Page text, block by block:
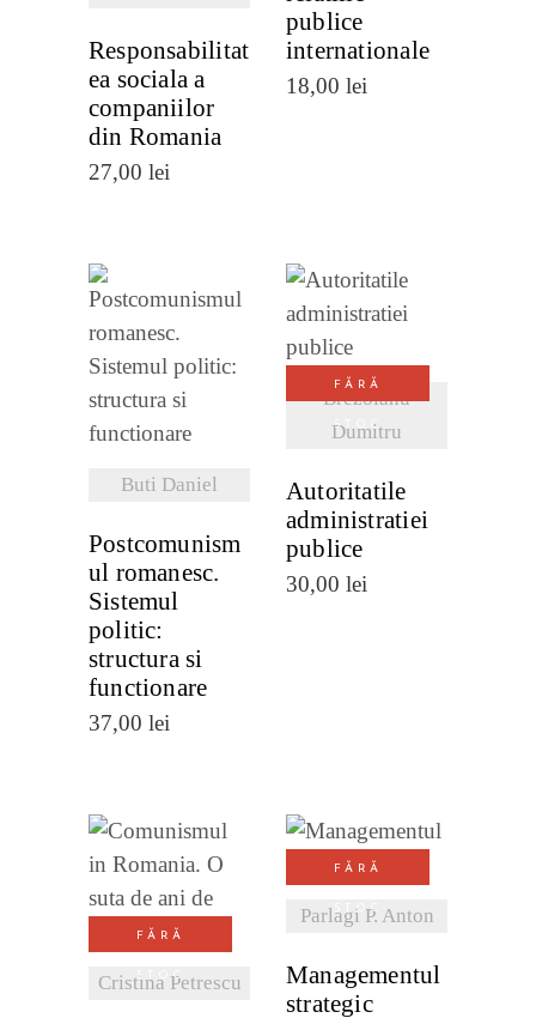
Responsabilitat
ea sociala a
companiilor
din Romania
27,00 lei
publice
internationale
18,00 lei
Buti Daniel
VEZI
DETALII
Postcomunism
ul romanesc.
Sistemul
politic:
structura si
functionare
37,00 lei
FĂRĂ
STOC
Brezoianu
Dumitru
DETALII
Autoritatile
administratiei
publice
30,00 lei
FĂRĂ
STOC
Cristina Petrescu
DETALII
FĂRĂ
STOC
Parlagi P. Anton
VEZI
Managementul
strategic